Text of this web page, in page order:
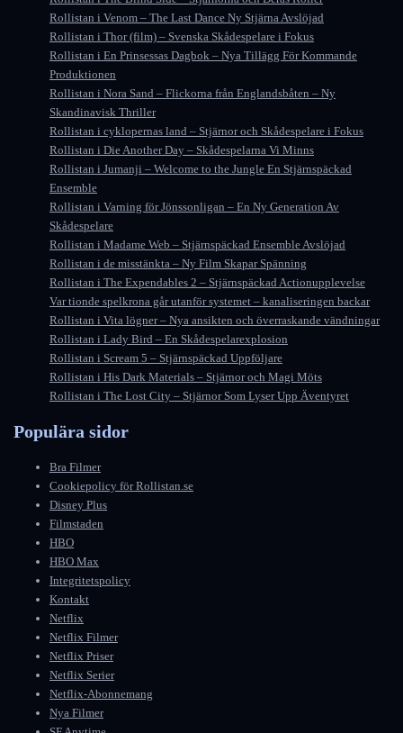
Rollistan i Venom – The Last Dance Ny Stjärna Avslöjad
Rollistan i Thor (film) – Svenska Skådespelare i Fokus
Rollistan i En Prinsessas Dagbok – Nya Tillägg För Kommande
Produktionen
Rollistan i Nora Sand – Flickorna från Englandsbåten – Ny
Skandinavisk Thriller
Rollistan i cyklopernas land – Stjärnor och Skådespelare i Fokus
Rollistan i Die Another Day – Skådespelarna Vi Minns
Rollistan i Jumanji – Welcome to the Jungle En Stjärnspäckad
Ensemble
Rollistan i Varning för Jönssonligan – En Ny Generation Av
Skådespelare
Rollistan i Madame Web – Stjärnspäckad Ensemble Avslöjad
Rollistan i de misstänkta – Ny Film Skapar Spänning
Rollistan i The Expendables 2 – Stjärnspäckad Actionupplevelse
Var tionde spelkrona går utanför systemet – kanaliseringen backar
Rollistan i Vita lögner – Nya ansikten och överraskande vändningar
Rollistan i Lady Bird – En Skådespelarexplosion
Rollistan i Scream 5 – Stjärnspäckad Uppföljare
Rollistan i His Dark Materials – Stjärnor och Magi Möts
Rollistan i The Lost City – Stjärnor Som Lyser Upp Äventyret
Populära sidor
Bra Filmer
Cookiepolicy för Rollistan.se
Disney Plus
Filmstaden
HBO
HBO Max
Integritetspolicy
Kontakt
Netflix
Netflix Filmer
Netflix Priser
Netflix Serier
Netflix-Abonnemang
Nya Filmer